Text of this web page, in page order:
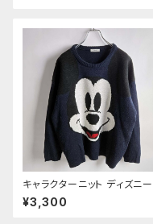
キャラクターニット ディズニ
isney ミッキーマウス クルー
ック セーター 黒目 ビッグフェ
¥3,300